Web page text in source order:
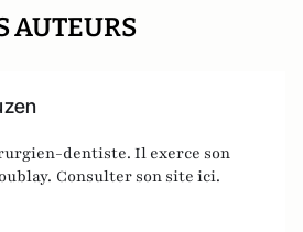
AUTEURS
dentiste. Il exerce son
Consulter son site ici.